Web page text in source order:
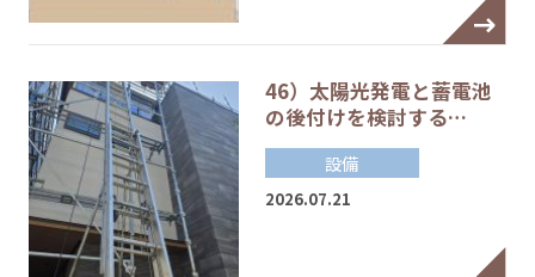
46）太陽光発電と蓄電池
の後付けを検討する…
設備
2026.07.21